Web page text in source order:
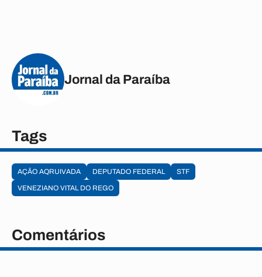
Jornal da Paraíba
Tags
AÇÃO AQRUIVADA DEPUTADO FEDERAL
STF
VENEZIANO VITAL DO REGO
Comentários